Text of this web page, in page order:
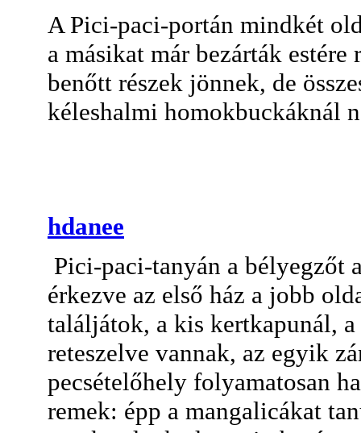
A Pici-paci-portán mindkét
a másikat már bezárták
benőtt részek jönnek, de
kéleshalmi homokbuckáknál
hdanee
Pici-paci-tanyán a bélyegzőt
érkezve az első ház a jobb
találjátok, a kis kertkapunál,
reteszelve vannak, az egyik
pecsételőhely folyamatosan
remek: épp a mangalicákat